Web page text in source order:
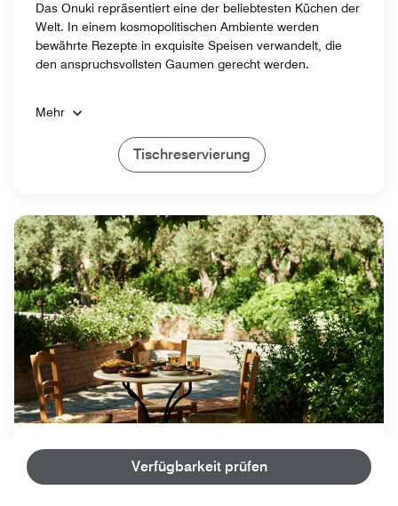
Verfügbarkeit prüfen
Das Onuki repräsentiert eine der beliebtesten Küchen der
Welt. In einem kosmopolitischen Ambiente werden
bewährte Rezepte in exquisite Speisen verwandelt, die
den anspruchsvollsten Gaumen gerecht werden.
Mehr
Tischreservierung
Souvlakerie
Griechisch